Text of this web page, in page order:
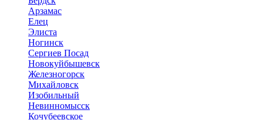
Арзамас
Елец
Элиста
Ногинск
Сергиев Посад
Новокуйбышевск
Железногорск
Михайловск
Изобильный
Невинномысск
Кочубеевское